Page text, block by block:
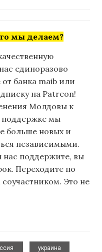
мы делаем?
единоразово
банка maib или
на Patreon!
Молдовы к
поддержке мы
больше новых и
независимыми.
нас поддержите, вы
Переходите по
Это не
украина